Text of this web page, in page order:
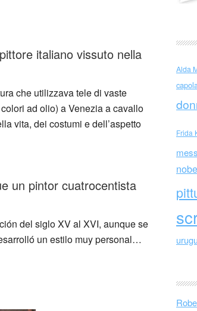
italiano vissuto nella
che utilizzava tele di vaste
ad olio) a Venezia a cavallo
vita, dei costumi e dell’aspetto
un pintor cuatrocentista
del siglo XV al XVI, aunque se
un estilo muy personal…
Alda
Frida